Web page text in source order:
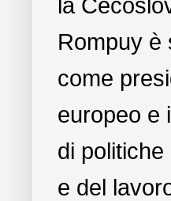
la
Rompuy è
come
europeo e
di
e del